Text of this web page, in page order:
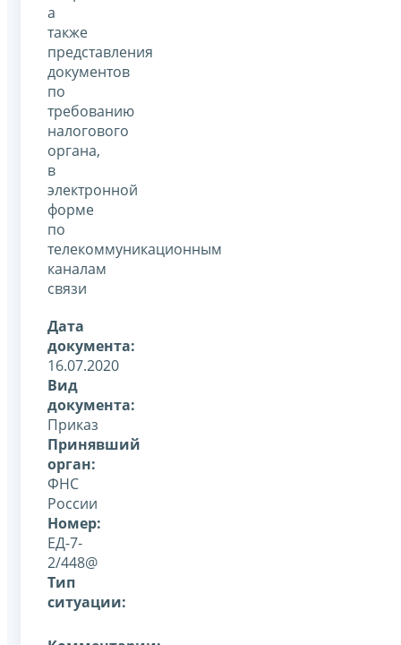
а
также
представления
документов
по
требованию
налогового
органа,
в
электронной
форме
по
телекоммуникационным
каналам
связи
Дата
документа:
16.07.2020
Вид
документа:
Приказ
Принявший
орган:
ФНС
России
Номер:
ЕД-7-
2/448@
Тип
ситуации: